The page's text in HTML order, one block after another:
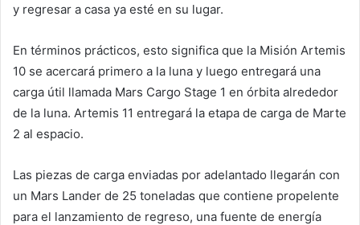
y regresar a casa ya esté en su lugar.
En términos prácticos, esto significa que la Misión Artemis
10 se acercará primero a la luna y luego entregará una
carga útil llamada Mars Cargo Stage 1 en órbita alrededor
de la luna. Artemis 11 entregará la etapa de carga de Marte
2 al espacio.
Las piezas de carga enviadas por adelantado llegarán con
un Mars Lander de 25 toneladas que contiene propelente
para el lanzamiento de regreso, una fuente de energía